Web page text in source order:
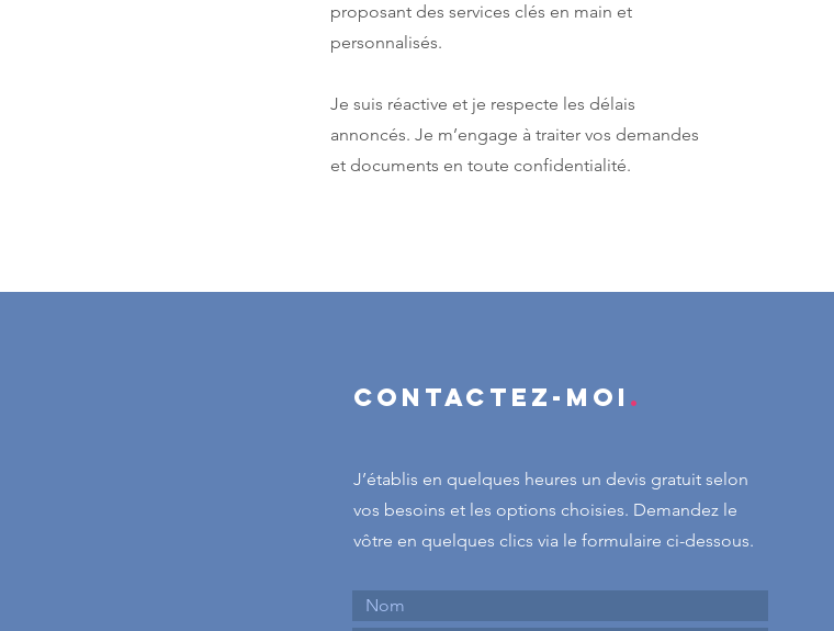
proposant des services clés en main et
personnalisés.
Je suis réactive et je respecte les délais
annoncés. Je m’engage à traiter vos demandes
et documents en toute confidentialité.
Contactez-moi .
J’établis en quelques heures un devis gratuit selon
vos besoins et les options choisies. Demandez le
vôtre en quelques clics via le formulaire ci-dessous.